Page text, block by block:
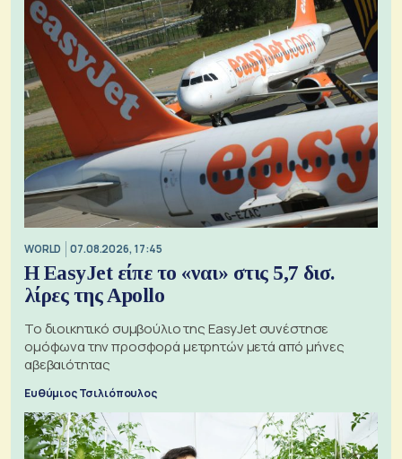
WORLD 07.08.2026, 17:45
Η EasyJet είπε το «ναι» στις 5,7 δισ.
λίρες της Apollo
Το διοικητικό συμβούλιο της EasyJet συνέστησε
ομόφωνα την προσφορά μετρητών μετά από μήνες
αβεβαιότητας
Ευθύμιος Τσιλιόπουλος